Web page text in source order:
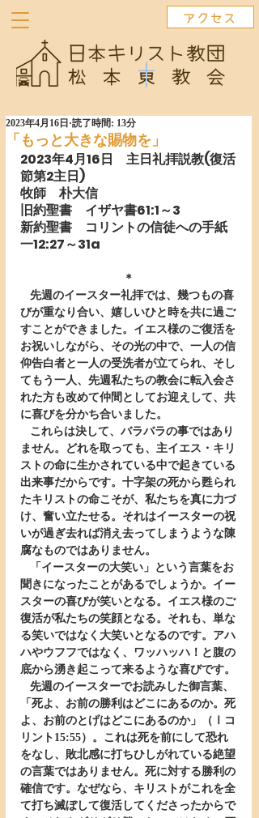
アクセス
「もっと大きな賜物を」
2023年4月16日 読了時間: 13分
2023年4月16日　主日礼拝説教(復活
節第2主日)
牧師　朴大信
旧約聖書　イザヤ書61:1～3
新約聖書　コリントの信徒への手紙
一12:27～31a
＊
びが重なり合い、嬉しいひと時を共に過ご
すことができました。イエス様のご復活を
お祝いしながら、その光の中で、一人の信
仰告白者と一人の受洗者が立てられ、そし
てもう一人、先週私たちの教会に転入会さ
れた方も改めて仲間としてお迎えして、共
に喜びを分かち合いました。
ません。どれを取っても、主イエス・キリ
ストの命に生かされている中で起きている
出来事だからです。十字架の死から甦られ
たキリストの命こそが、私たちを真に力づ
け、奮い立たせる。それはイースターの祝
いが過ぎ去れば消え去ってしまうような陳
腐なものではありません。
聞きになったことがあるでしょうか。イー
スターの喜びが笑いとなる。イエス様のご
復活が私たちの笑顔となる。それも、単な
る笑いではなく大笑いとなるのです。アハ
ハやウフフではなく、ワッハッハ！と腹の
底から湧き起こって来るような喜びです。
「死よ、お前の勝利はどこにあるのか。死
よ、お前のとげはどこにあるのか」（Ⅰコ
リント15:55）。これは死を前にして恐れ
をなし、敗北感に打ちひしがれている絶望
の言葉ではありません。死に対する勝利の
確信です。なぜなら、キリストがこれを全
て打ち滅ぼして復活してくださったからで